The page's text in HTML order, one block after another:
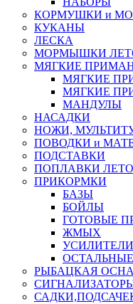
КОРМУШКИ и
КУКАНЫ
ЛЕСКА
МОРМЫШКИ
МЯГКИЕ
МЯГКИЕ
МЯГКИЕ
МАНДУЛЫ
НАСАДКИ
НОЖИ,
ПОВОДКИ и
ПОДСТАВКИ
ПОПЛАВКИ ЛЕТО
ПРИКОРМКИ
БАЗЫ
БОЙЛЫ
ГОТОВЫЕ
ЖМЫХ
УСИЛИТЕЛИ
ОСТАЛЬНЫЕ
РЫБАЦКАЯ